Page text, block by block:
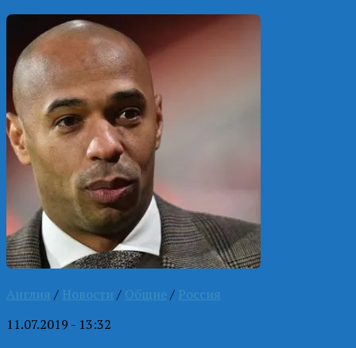
Англия / Новости / Общие / Россия
11.07.2019 - 13:32